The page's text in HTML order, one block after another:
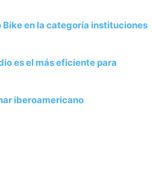
en la categoría instituciones
es el más eficiente para
iberoamericano